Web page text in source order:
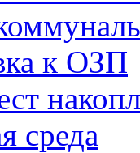
к ОЗП
среда